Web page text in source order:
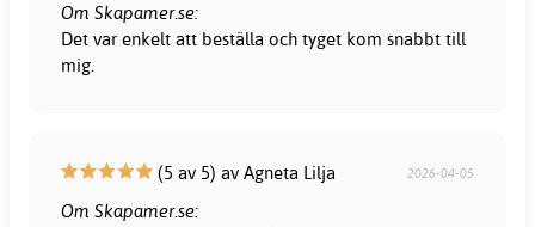
Om Skapamer.se:
Det var enkelt att beställa och tyget kom snabbt till
mig.
(5 av 5) av Agneta Lilja 2026-04-05
Om Skapamer.se: